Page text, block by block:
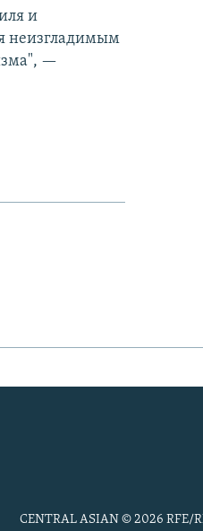
и
неизгладимым
—
CENTRAL ASIAN © 2026 RFE/